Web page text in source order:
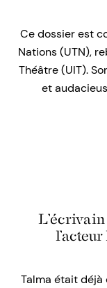
Ce dossier est
Nations (UTN),
Théâtre (UIT).
et
Talma était déjà